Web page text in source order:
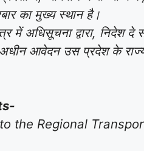
का मुख्य स्थान है।
में अधिसूचना द्वारा, निदेश
आवेदन उस प्रदेश के
the Regional